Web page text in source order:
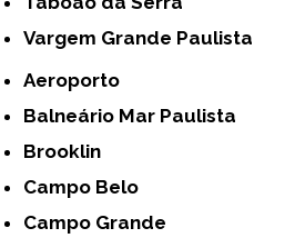
Vargem Grande Paulista
Aeroporto
Balneário Mar Paulista
Brooklin
Campo Belo
Campo Grande